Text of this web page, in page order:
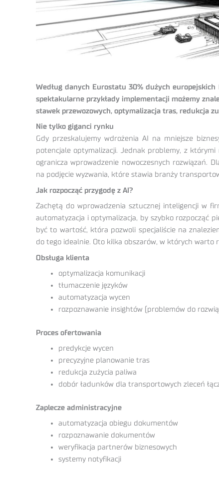
Według danych Eurostatu 30% dużych
spektakularne przykłady implementacji możemy
stawek przewozowych, optymalizacja tras, redukcja
Nie tylko giganci rynku
Gdy przeskalujemy wdrożenia AI na mniejsze
potencjale optymalizacji. Jednak problemy, z którymi
ogranicza wprowadzenie nowoczesnych rozwiązań.
na podjęcie wyzwania, które stawia branży
Jak rozpocząć przygodę z AI?
Zachętą do wprowadzenia sztucznej inteligencji w
automatyzacja i optymalizacja, by szybko rozpocząć
być to wartość, która pozwoli specjaliście na
do tego idealnie. Oto kilka obszarów, w których warto
Obsługa klienta
optymalizacja komunikacji
tłumaczenie języków
automatyzacja wycen
rozpoznawanie insightów (problemów do
Proces ofertowania
predykcje wycen
precyzyjne planowanie tras
redukcja zużycia paliwa
dobór ładunków dla transportowych zleceń
Zaplecze administracyjne
automatyzacja obiegu dokumentów
rozpoznawanie dokumentów
weryfikacja partnerów biznesowych
systemy notyfikacji